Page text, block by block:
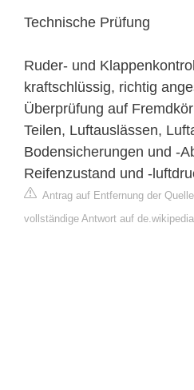
Technische Prüfung
Ruder- und
kraftschlüssig, richtig
Überprüfung auf
Teilen, Luftauslässen,
Bodensicherungen und -
Reifenzustand und -
Antrag auf Entfernung der Quelle
vollständige Antwort auf